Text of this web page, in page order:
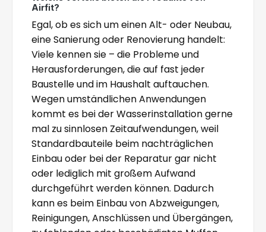
Airfit?
Egal, ob es sich um einen Alt- oder Neubau,
eine Sanierung oder Renovierung handelt:
Viele kennen sie – die Probleme und
Herausforderungen, die auf fast jeder
Baustelle und im Haushalt auftauchen.
Wegen umständlichen Anwendungen
kommt es bei der Wasserinstallation gerne
mal zu sinnlosen Zeitaufwendungen, weil
Standardbauteile beim nachträglichen
Einbau oder bei der Reparatur gar nicht
oder lediglich mit großem Aufwand
durchgeführt werden können. Dadurch
kann es beim Einbau von Abzweigungen,
Reinigungen, Anschlüssen und Übergängen,